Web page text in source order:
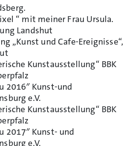
“ mit meiner Frau Ursula.
Landshut
„Kunst und Cafe-Ereignisse“,
Kunstausstellung“ BBK
2016″ Kunst-und
e.V.
Kunstausstellung“ BBK
2017″ Kunst- und
e.V.